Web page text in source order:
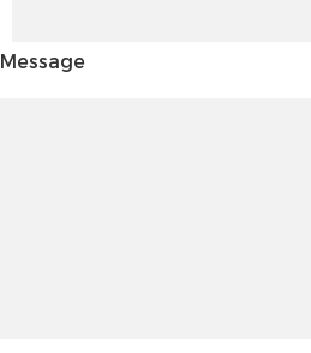
Message